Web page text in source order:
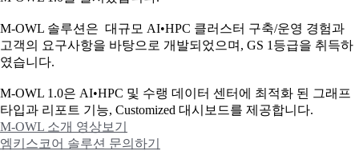
M-OWL 솔루션은 대규모 AI•HPC 클러스터 구축/운영 경험과
고객의 요구사항을 바탕으로 개발되었으며, GS 1등급을 취득하
였습니다.
M-OWL 1.0은 AI•HPC 및 수랭 데이터 센터에 최적화 된 그래프
타입과 리포트 기능, Customized 대시보드를 제공합니다.
M-OWL 소개 영상보기
엠키스코어 솔루션 문의하기